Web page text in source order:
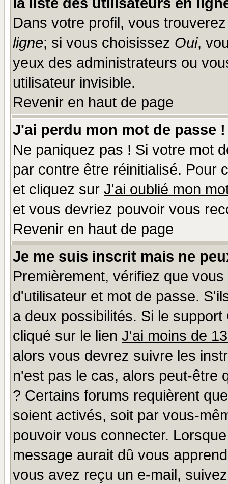
Dans votre profil, vous
ligne; si vous choisissez Oui,
yeux des administrateurs ou
utilisateur invisible.
Revenir en haut de page
J'ai perdu mon mot de passe !
Ne paniquez pas ! Si votre mot
par contre être réinitialisé. Pour
et cliquez sur J'ai oublié mon
et vous devriez pouvoir vous
Revenir en haut de page
Je me suis inscrit mais ne
Premièrement, vérifiez que
d'utilisateur et mot de passe.
a deux possibilités. Si le
cliqué sur le lien J'ai moins de
alors vous devrez suivre les
n'est pas le cas, alors peut-être
? Certains forums requièrent
soient activés, soit par vous-
pouvoir vous connecter.
message aurait dû vous
vous avez reçu un e-mail,